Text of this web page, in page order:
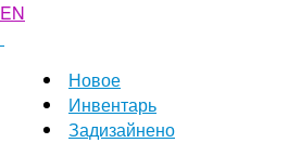
EN
Новое
Инвентарь
Задизайнено